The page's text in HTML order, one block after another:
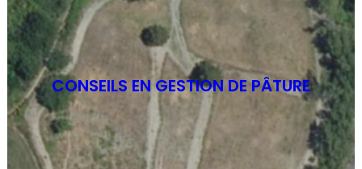
CONSEILS EN GESTION DE PÂTURE